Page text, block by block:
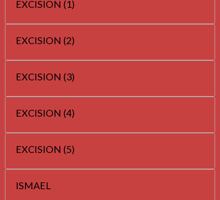
EXCISION (1)
EXCISION (2)
EXCISION (3)
EXCISION (4)
EXCISION (5)
ISMAEL